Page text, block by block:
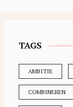
TAGS
AMBITIE
COMBINEREN